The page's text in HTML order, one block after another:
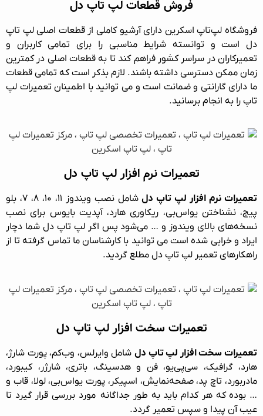
فروش قطعات لپ‌ تاپ دل
فروشگاه لپ‌تاپ اسکرین دارای آرشیو کاملی از قطعات اصلی لپ‌ تاپ
دل است و توانسته شرایط مناسبی را برای تمامی کاربران و
تعمیرکاران در سراسر کشور فراهم کند تا به قطعات اصلی در کمترین
زمان ممکن دسترسی داشته باشند. لازم بذکر است که تمامی قطعات
ما دارای گارانتی و ضمانت است و می توانید با اطمینان تعمیرات لپ
تاپ را به انجام برسانید.
تعمیرات نرم افزار لپ‌ تاپ دل
تعمیرات نرم افزار لپ‌ تاپ دل
شامل نصب ویندوز ۱۱، ۱۰، ۸، ۷، بلو
پیج، نشناختن یو‌اس‌بی، ریکاوری هارد، آپدیت بایوس برای نصب
نسخه‌های بالای ویندوز و … می‌شود پس اگر لپ‌ تاپ دل شما دچار
ایراد و خرابی شده است می توانید با کارشناسان ما تماس گرفته تا از
راهکارهای تعمیر لپ تاپ دل مطلع گردید.
تعمیرات سخت افزار لپ‌ تاپ دل
تعمیرات سخت افزار لپ‌ تاپ دل شامل وایرلس، وب‌کم، پورت شارژ،
هارد، گرافیک، سی‌پی‌یو، فن و هدسینگ، باتری، شارژر، کیبورد،
مادربورد، تاچ پد، صفحه‌نمایش، اسپیکر، پورت یواس‌بی، لولا، قاب و
… بوده که هر کدام باید به طور جداگانه مورد بررسی قرار گیرد تا
عیب آن پیدا و سپس تعمیر گردد.